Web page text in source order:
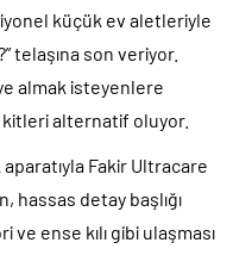
küçük ev aletleriyle
telaşına son veriyor.
almak isteyenlere
kitleri alternatif oluyor.
aparatıyla Fakir Ultracare
hassas detay başlığı
ense kılı gibi ulaşması